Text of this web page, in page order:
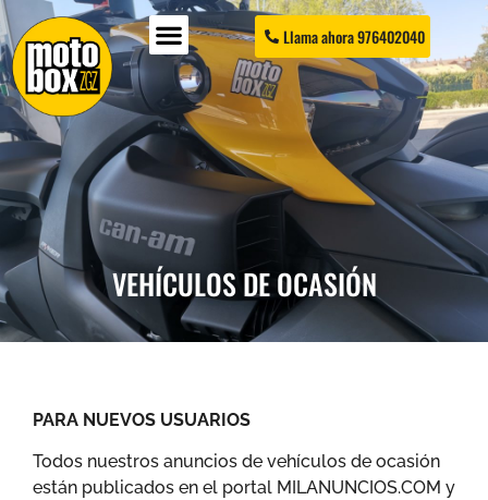
Llama ahora 976402040
VEHÍCULOS DE OCASIÓN
PARA NUEVOS USUARIOS
Todos nuestros anuncios de vehículos de ocasión
están publicados en el portal MILANUNCIOS.COM y